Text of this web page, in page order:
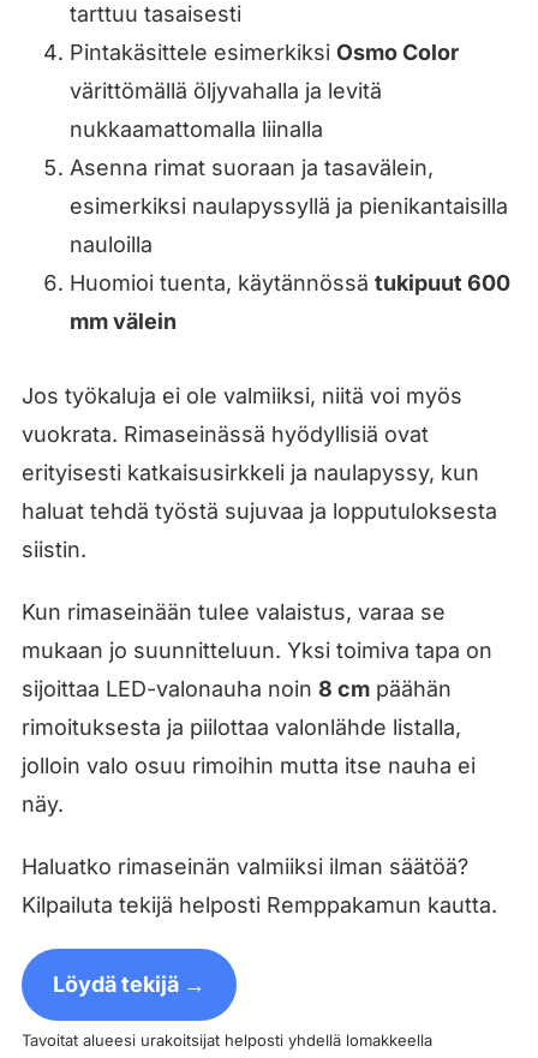
tarttuu tasaisesti
Pintakäsittele esimerkiksi Osmo Color
värittömällä öljyvahalla ja levitä
nukkaamattomalla liinalla
Asenna rimat suoraan ja tasavälein,
esimerkiksi naulapyssyllä ja pienikantaisilla
nauloilla
Huomioi tuenta, käytännössä tukipuut 600
mm välein
Jos työkaluja ei ole valmiiksi, niitä voi myös
vuokrata. Rimaseinässä hyödyllisiä ovat
erityisesti katkaisusirkkeli ja naulapyssy, kun
haluat tehdä työstä sujuvaa ja lopputuloksesta
siistin.
Kun rimaseinään tulee valaistus, varaa se
mukaan jo suunnitteluun. Yksi toimiva tapa on
sijoittaa LED-valonauha noin 8 cmpäähän
rimoituksesta ja piilottaa valonlähde listalla,
jolloin valo osuu rimoihin mutta itse nauha ei
näy.
Haluatko rimaseinän valmiiksi ilman säätöä?
Kilpailuta tekijä helposti Remppakamun kautta.
Löydä tekijä →
Tavoitat alueesi urakoitsijat helposti yhdellä lomakkeella